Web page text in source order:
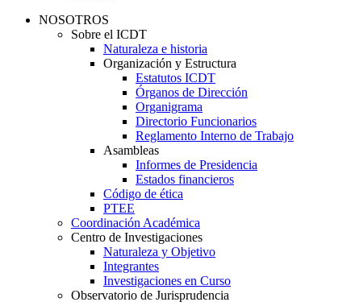
NOSOTROS
Sobre el ICDT
Naturaleza e historia
Organización y Estructura
Estatutos ICDT
Órganos de Dirección
Organigrama
Directorio Funcionarios
Reglamento Interno de Trabajo
Asambleas
Informes de Presidencia
Estados financieros
Código de ética
PTEE
Coordinación Académica
Centro de Investigaciones
Naturaleza y Objetivo
Integrantes
Investigaciones en Curso
Observatorio de Jurisprudencia